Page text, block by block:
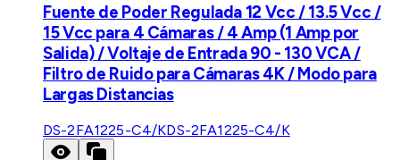
Fuente de Poder Regulada 12 Vcc / 13.5 Vcc /
15 Vcc para 4 Cámaras / 4 Amp (1 Amp por
Salida) / Voltaje de Entrada 90 - 130 VCA /
Filtro de Ruido para Cámaras 4K / Modo para
Largas Distancias
DS-2FA1225-C4/KDS-2FA1225-C4/K